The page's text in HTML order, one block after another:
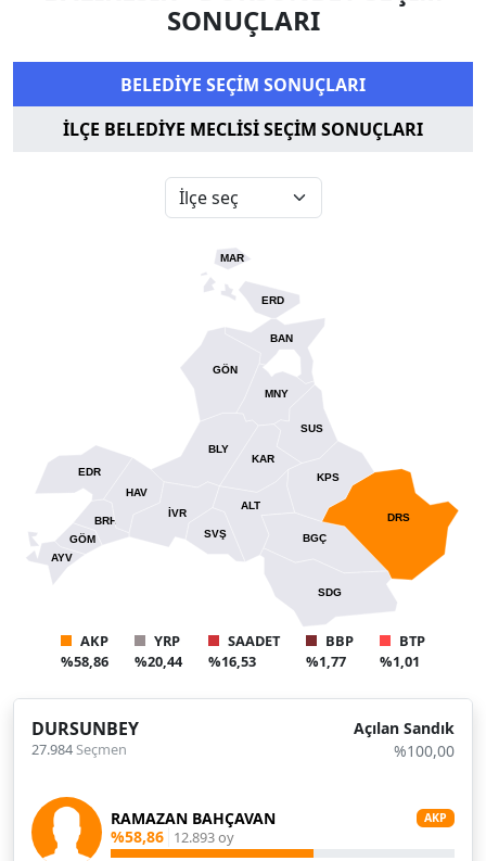
SONUÇLARI
BELEDİYE SEÇİM SONUÇLARI
İLÇE BELEDİYE MECLİSİ SEÇİM SONUÇLARI
AYV
BLY
BAN
BGÇ
BRH DRS
EDR
ERD
GÖN
HAV
İVR
KPS
MNY
SVŞ
SDG
SUS
MAR
GÖM
KAR
ALT
AKP
%58,86
YRP
%20,44
SAADET
%16,53
BBP
%1,77
BTP
%1,01
DURSUNBEY
27.984Seçmen
Açılan Sandık
%100,00
RAMAZAN BAHÇAVAN AKP
%58,86 12.893 oy